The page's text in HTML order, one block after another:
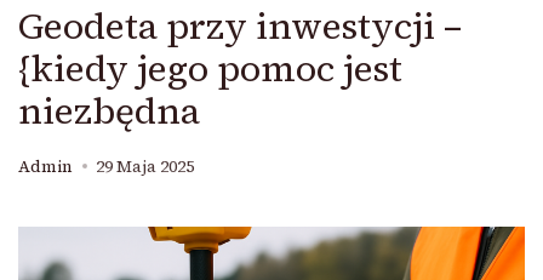
Geodeta przy inwestycji –
{kiedy jego pomoc jest
niezbędna
Admin 29 Maja 2025